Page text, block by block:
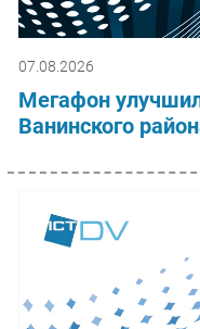
07.08.2026
Мегафон
Ванинского